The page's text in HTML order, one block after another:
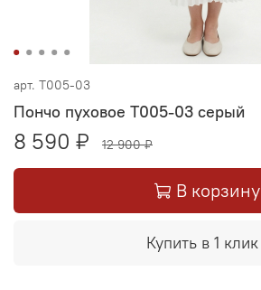
арт. Т005-03
Пончо пуховое Т005-03 серый
8 590 ₽ 12 900 ₽
В корзину
Купить в 1 клик